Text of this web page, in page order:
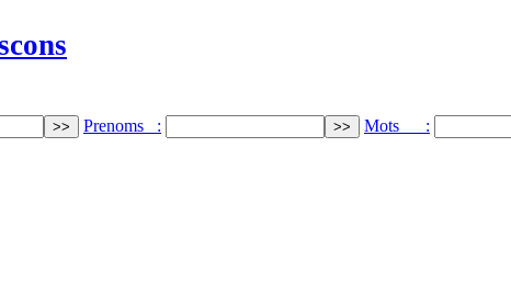
Prenoms : Mots :